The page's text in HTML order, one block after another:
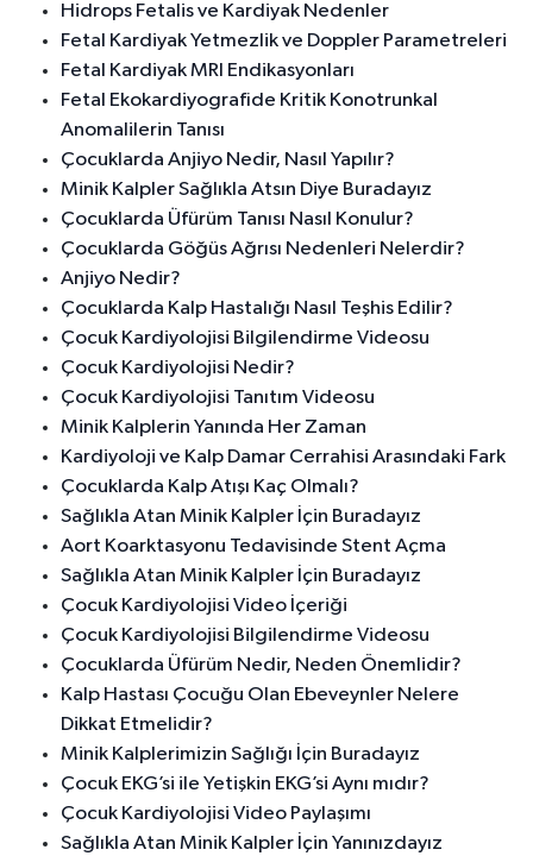
Hidrops Fetalis ve Kardiyak Nedenler
Fetal Kardiyak Yetmezlik ve Doppler Parametreleri
Fetal Kardiyak MRI Endikasyonları
Fetal Ekokardiyografide Kritik Konotrunkal
Anomalilerin Tanısı
Çocuklarda Anjiyo Nedir, Nasıl Yapılır?
Minik Kalpler Sağlıkla Atsın Diye Buradayız
Çocuklarda Üfürüm Tanısı Nasıl Konulur?
Çocuklarda Göğüs Ağrısı Nedenleri Nelerdir?
Anjiyo Nedir?
Çocuklarda Kalp Hastalığı Nasıl Teşhis Edilir?
Çocuk Kardiyolojisi Bilgilendirme Videosu
Çocuk Kardiyolojisi Nedir?
Çocuk Kardiyolojisi Tanıtım Videosu
Minik Kalplerin Yanında Her Zaman
Kardiyoloji ve Kalp Damar Cerrahisi Arasındaki Fark
Çocuklarda Kalp Atışı Kaç Olmalı?
Sağlıkla Atan Minik Kalpler İçin Buradayız
Aort Koarktasyonu Tedavisinde Stent Açma
Sağlıkla Atan Minik Kalpler İçin Buradayız
Çocuk Kardiyolojisi Video İçeriği
Çocuk Kardiyolojisi Bilgilendirme Videosu
Çocuklarda Üfürüm Nedir, Neden Önemlidir?
Kalp Hastası Çocuğu Olan Ebeveynler Nelere
Dikkat Etmelidir?
Minik Kalplerimizin Sağlığı İçin Buradayız
Çocuk EKG’si ile Yetişkin EKG’si Aynı mıdır?
Çocuk Kardiyolojisi Video Paylaşımı
Sağlıkla Atan Minik Kalpler İçin Yanınızdayız